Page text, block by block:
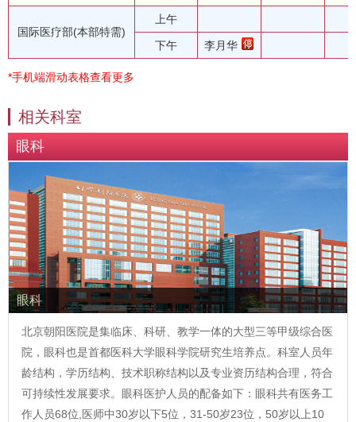
国际医疗部(本部特需)
上午
下午 李月华
*手机端滑动表格查看更多
相关科室
眼科
眼科
北京朝阳医院是集临床、科研、教学一体的大型三等甲级综合医
院，眼科也是首都医科大学眼科学院研究生培养点。科室人员年
龄结构，学历结构、技术职称结构以及专业资历结构合理，符合
可持续性发展要求。眼科医护人员的配备如下：眼科共有医务工
作人员68位,医师中30岁以下5位，31-50岁23位，50岁以上10